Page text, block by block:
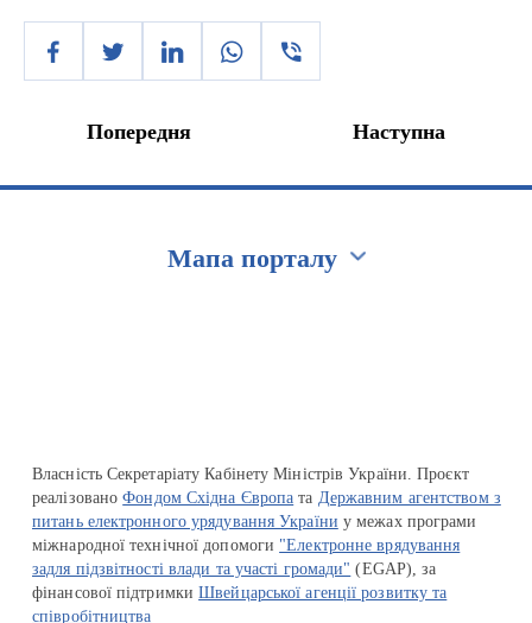
Попередня Наступна
Мапа порталу
Власність Секретаріату Кабінету Міністрів України. Проєкт
реалізованоФондом Східна Європа та Державним агентством з
питань електронного урядування України у межах програми
міжнародної технічної допомоги "Електронне врядування
задля підзвітності влади та участі громади" (EGAP), за
фінансової підтримкиШвейцарської агенції розвитку та
співробітництва